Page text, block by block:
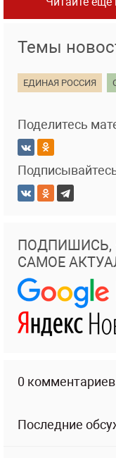
Темы
ЕДИНАЯ РОССИЯ
Поделитесь
ПОДПИШИСЬ,
САМОЕ
0 комментариев
Последние